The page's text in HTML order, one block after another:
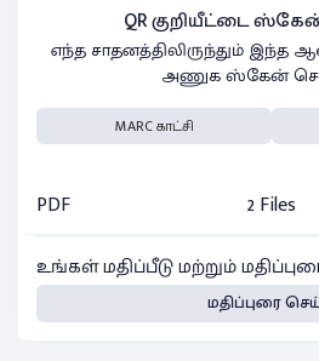
QR குறியீட்டை
எந்த சாதனத்திலிருந்தும்
அணுக ஸ்கேன்
MARC காட்சி
PDF
2 Files
உங்கள் மதிப்பீடு மற்றும்
மதிப்புரை